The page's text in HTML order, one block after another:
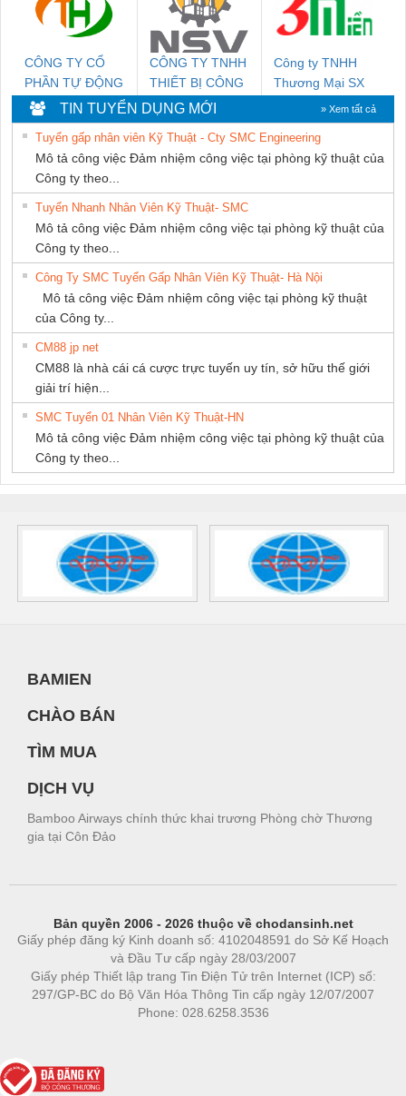
CÔNG TY CỔ
PHẦN TỰ ĐỘNG
TIẾN HƯNG
CÔNG TY TNHH
THIẾT BỊ CÔNG
NGHIỆP NIHON
SETSUBI VIỆT
NAM
Công ty TNHH
Thương Mại SX
TIN TUYỂN DỤNG MỚI » Xem tất cả
Tuyển gấp nhân viên Kỹ Thuật - Cty SMC Engineering
Mô tả công việc Đảm nhiệm công việc tại phòng kỹ thuật của
Công ty theo...
Tuyển Nhanh Nhân Viên Kỹ Thuật- SMC
Mô tả công việc Đảm nhiệm công việc tại phòng kỹ thuật của
Công ty theo...
Công Ty SMC Tuyển Gấp Nhân Viên Kỹ Thuật- Hà Nội
Mô tả công việc Đảm nhiệm công việc tại phòng kỹ thuật
của Công ty...
CM88 jp net
CM88 là nhà cái cá cược trực tuyến uy tín, sở hữu thế giới
giải trí hiện...
SMC Tuyển 01 Nhân Viên Kỹ Thuật-HN
Mô tả công việc Đảm nhiệm công việc tại phòng kỹ thuật của
Công ty theo...
BAMIEN
CHÀO BÁN
TÌM MUA
DỊCH VỤ
Bamboo Airways chính thức khai trương Phòng chờ Thương
gia tại Côn Đảo
Bản quyền 2006 - 2026 thuộc về chodansinh.net
Giấy phép đăng ký Kinh doanh số: 4102048591 do Sở Kế Hoạch
và Đầu Tư cấp ngày 28/03/2007
Giấy phép Thiết lập trang Tin Điện Tử trên Internet (ICP) số:
297/GP-BC do Bộ Văn Hóa Thông Tin cấp ngày 12/07/2007
Phone: 028.6258.3536